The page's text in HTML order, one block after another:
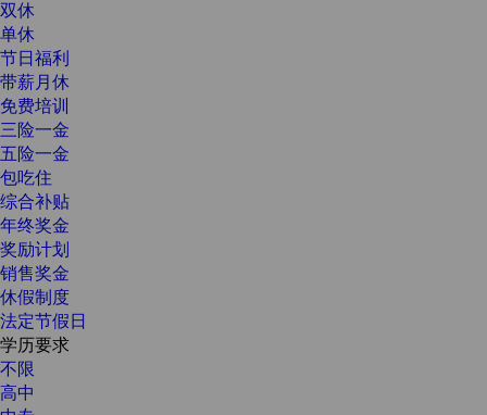
双休
单休
节日福利
带薪月休
免费培训
三险一金
五险一金
包吃住
综合补贴
年终奖金
奖励计划
销售奖金
休假制度
法定节假日
学历要求
不限
高中